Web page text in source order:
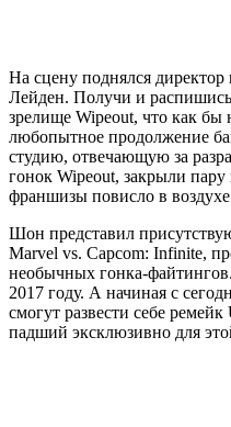
На сцену поднялся
Лейден. Получи и распишись
зрелище Wipeout, что как бы
любопытное продолжение
студию, отвечающую за
гонок Wipeout, закрыли
франшизы повисло в
Шон представил
Marvel vs. Capcom: Infinite,
необычных гонка-
2017 году. А начиная с
смогут развести себе
падший эксклюзивно для